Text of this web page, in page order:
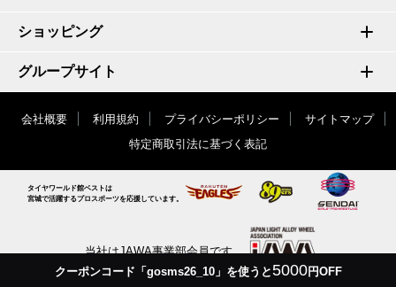
クーポンコード「gosms26_10」を使うと5000円OFF
ショッピング
グループサイト
会社概要 利用規約 プライバシーポリシー
サイトマップ
特定商取引法に基づく表記
タイヤワールド館ベストは
宮城で活躍するプロスポーツを応援しています。
当社はJAWA事業部会員です